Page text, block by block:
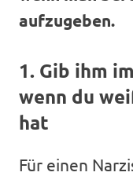
aufzugeben.
1. Gib ihm
wenn du
hat
Für einen